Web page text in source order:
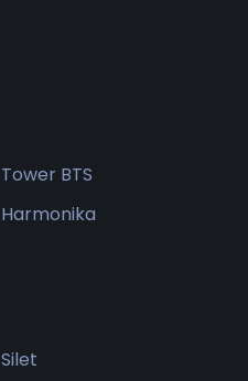
Tower BTS
Harmonika
Silet